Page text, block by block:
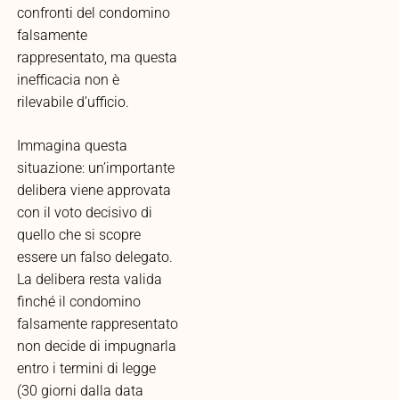
confronti del condomino
falsamente
rappresentato, ma questa
inefficacia non è
rilevabile d’ufficio.
Immagina questa
situazione: un’importante
delibera viene approvata
con il voto decisivo di
quello che si scopre
essere un falso delegato.
La delibera resta valida
finché il condomino
falsamente rappresentato
non decide di impugnarla
entro i termini di legge
(30 giorni dalla data